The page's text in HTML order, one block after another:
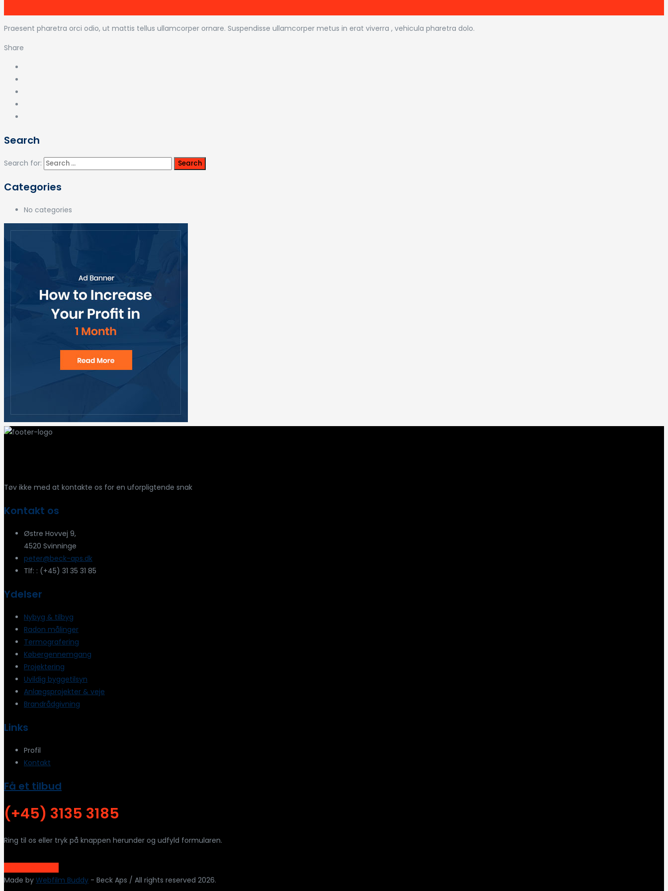
Praesent pharetra orci odio, ut mattis tellus ullamcorper ornare. Suspendisse ullamcorper metus in erat viverra , vehicula pharetra dolo.
Share
Search
Search for:
Categories
No categories
Tøv ikke med at kontakte os for en uforpligtende snak
Kontakt os
Østre Hovvej 9,
4520 Svinninge
peter@beck-aps.dk
Tlf: : (+45) 31 35 31 85
Ydelser
Nybyg & tilbyg
Radon målinger
Termografering
Købergennemgang
Projektering
Uvildig byggetilsyn
Anlægsprojekter & veje
Brandrådgivning
Links
Profil
Kontakt
Få et tilbud
(+45) 3135 3185
Ring til os eller tryk på knappen herunder og udfyld formularen.
Made by Webfilm Buddy - Beck Aps / All rights reserved 2026.